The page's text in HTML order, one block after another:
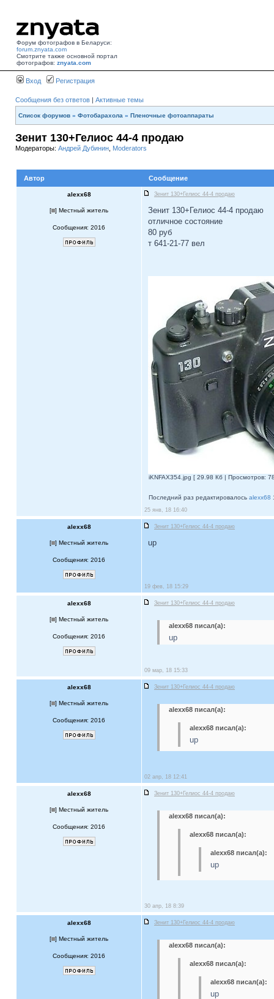
Форум фотографов в Беларуси:
forum.znyata.com
Смотрите также основной портал
фотографов: znyata.com
Вход Регистрация
Сообщения без ответов | Активные темы
Список форумов » Фотобарахола » Пленочные фотоаппараты
Зенит 130+Гелиос 44-4 продаю
Модераторы: Андрей Дубинин Moderators
Автор Сообщение
alexx68 Зенит 130+Гелиос 44-4 продаю
[ ] Местный житель
Сообщения: 2016
Зенит 130+Гелиос 44-4 продаю
отличное состояние
80 руб
т 641-21-77 вел
iKNFAX354.jpg [ 29.98 Кб | Просмотров:
Последний раз редактировалось alexx68
25 янв, 18 16:40
alexx68 Зенит 130+Гелиос 44-4 продаю
[ ] Местный житель
Сообщения: 2016
up
19 фев, 18 15:29
alexx68 Зенит 130+Гелиос 44-4 продаю
[ ] Местный житель
Сообщения: 2016
alexx68 писал(а):
up
09 мар, 18 15:33
alexx68 Зенит 130+Гелиос 44-4 продаю
[ ] Местный житель
Сообщения: 2016
alexx68 писал(а):
alexx68 писал(а):
up
02 апр, 18 12:41
alexx68 Зенит 130+Гелиос 44-4 продаю
[ ] Местный житель
Сообщения: 2016
alexx68 писал(а):
alexx68 писал(а):
alexx68 писал(а):
up
30 апр, 18 8:39
alexx68 Зенит 130+Гелиос 44-4 продаю
[ ] Местный житель
Сообщения: 2016
alexx68 писал(а):
alexx68 писал(а):
alexx68 писал(а):
up